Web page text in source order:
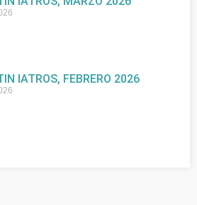
IATROS, FEBRERO 2026